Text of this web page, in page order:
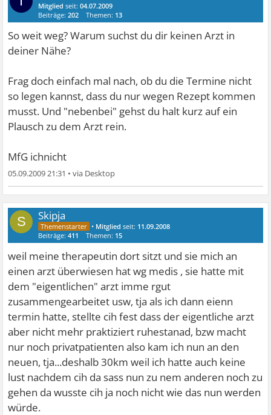
Mitglied seit:04.07.2009
Beiträge:202 Themen: 13
So weit weg? Warum suchst du dir keinen Arzt in
deiner Nähe?
Frag doch einfach mal nach, ob du die Termine nicht
so legen kannst, dass du nur wegen Rezept kommen
musst. Und "nebenbei" gehst du halt kurz auf ein
Plausch zu dem Arzt rein.
MfG ichnicht
05.09.2009 21:31 •
S Skipja
• Mitglied seit: 11.09.2008
Beiträge:411 Themen: 15
weil meine therapeutin dort sitzt und sie mich an
einen arzt überwiesen hat wg medis , sie hatte mit
dem "eigentlichen" arzt imme rgut
zusammengearbeitet usw, tja als ich dann eienn
termin hatte, stellte cih fest dass der eigentliche arzt
aber nicht mehr praktiziert ruhestanad, bzw macht
nur noch privatpatienten also kam ich nun an den
neuen, tja...deshalb 30km weil ich hatte auch keine
lust nachdem cih da sass nun zu nem anderen noch zu
gehen da wusste cih ja noch nicht wie das nun werden
würde.